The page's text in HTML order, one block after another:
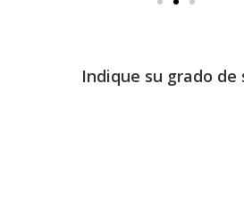
Indique su grado